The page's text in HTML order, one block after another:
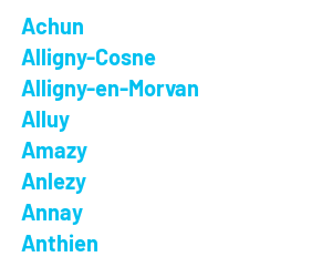
Achun
Alligny-Cosne
Alligny-en-Morvan
Alluy
Amazy
Anlezy
Annay
Anthien